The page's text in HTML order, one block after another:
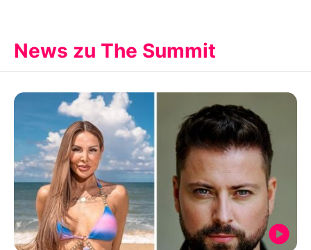
News zu The Summit